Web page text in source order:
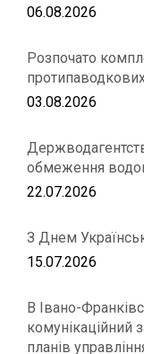
06.08.2026
Розпочато
03.08.2026
обмеження
22.07.2026
З Днем
15.07.2026
В Івано-
комунікаційний
планів